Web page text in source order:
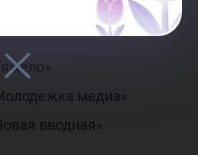
образом:
медиа»
вводная»